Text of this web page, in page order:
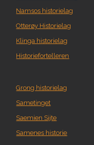
Namsos historielag
Otterøy Historielag
Klinga historielag
Historiefortelleren
Grong historielag
Sametinget
Saemien Sijte
Samenes historie